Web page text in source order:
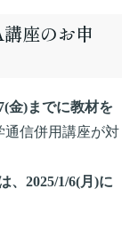
座のお申
金)までに教材を
通信併用講座が対
、2025/1/6(月)に